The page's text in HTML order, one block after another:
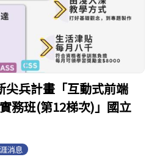
尖兵計畫「互動式前端
務班(第12梯次)」國立
消息